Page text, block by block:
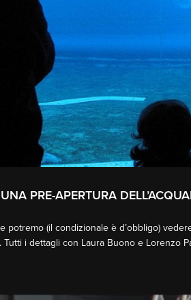
PRE-APERTURA
potremo (il condizionale è d’obbligo)
i dettagli con Laura Buono e Lorenzo